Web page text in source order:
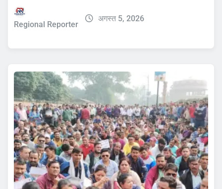
Regional Reporter
अगस्त 5, 2026